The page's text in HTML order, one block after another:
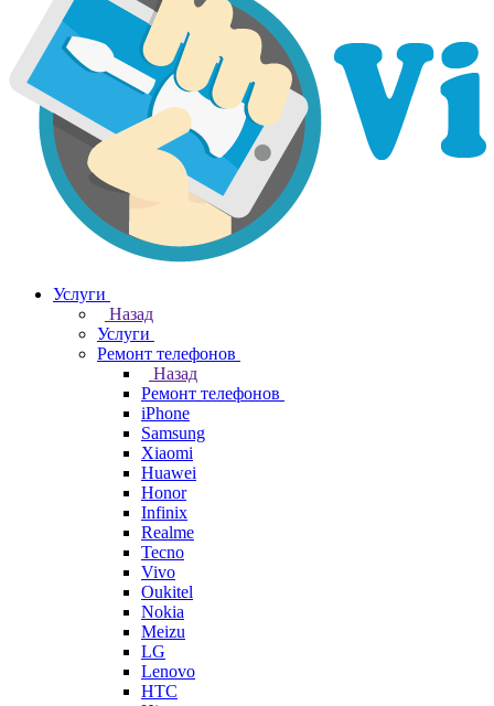
Услуги
Назад
Услуги
Ремонт телефонов
Назад
Ремонт телефонов
iPhone
Samsung
Xiaomi
Huawei
Honor
Infinix
Realme
Tecno
Vivo
Oukitel
Nokia
Meizu
LG
Lenovo
HTC